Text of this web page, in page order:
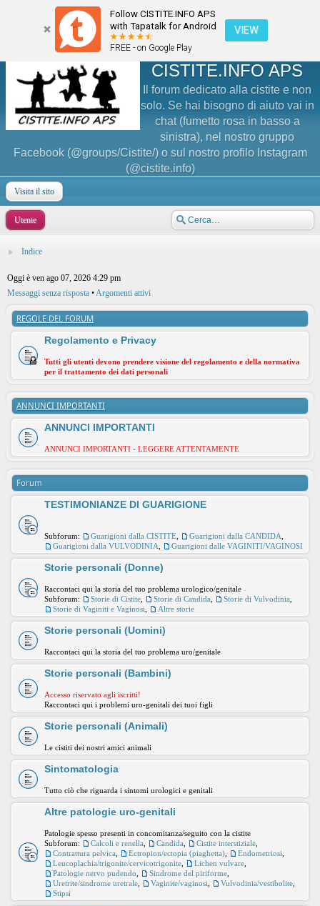
Follow CISTITE.INFO APS
with Tapatalk for Android
FREE - on Google Play
VIEW
CISTITE.INFO APS
Il forum dedicato alla cistite e non
solo. Se hai bisogno di aiuto vai in
chat (fumetto rosa in basso a
sinistra), nel nostro gruppo
Facebook (@groups/Cistite/) o sul nostro profilo Instagram
(@cistite.info)
Visita il sito
Utente
Indice
Oggi è ven ago 07, 2026 4:29 pm
Messaggi senza risposta •Argomenti attivi
REGOLE DEL FORUM
Regolamento e Privacy
Tutti gli utenti devono prendere visione del regolamento e della normativa
per il trattamento dei dati personali
ANNUNCI IMPORTANTI
ANNUNCI IMPORTANTI
ANNUNCI IMPORTANTI - LEGGERE ATTENTAMENTE
Forum
TESTIMONIANZE DI GUARIGIONE
Subforum: Guarigioni dalla CISTITE Guarigioni dalla CANDIDA
Guarigioni dalla VULVODINIA
Guarigioni dalle VAGINITI/VAGINOSI
Storie personali (Donne)
Raccontaci qui la storia del tuo problema urologico/genitale
Subforum:
Storie di Cistite Storie di Candida Storie di Vulvodinia
Storie di Vaginiti e Vaginosi
Altre storie
Storie personali (Uomini)
Raccontaci qui la storia del tuo problema uro/genitale
Storie personali (Bambini)
Accesso riservato agli iscritti!
Raccontaci qui i problemi uro-genitali dei tuoi figli
Storie personali (Animali)
Le cistiti dei nostri amici animali
Sintomatologia
Tutto ciò che riguarda i sintomi urologici e genitali
Altre patologie uro-genitali
Patologie spesso presenti in concomitanza/seguito con la cistite
Subforum:
Calcoli e renella Candida Cistite interstiziale
Contrattura pelvica
Ectropion/ectopia (piaghetta) Endometriosi
Leucoplachia/trigonite/cervicotrigonite
Lichen vulvare
Patologie nervo pudendo
Sindrome del piriforme
Uretrite/sindrome uretrale
Vaginite/vaginosi Vulvodinia/vestibolite
Stipsi